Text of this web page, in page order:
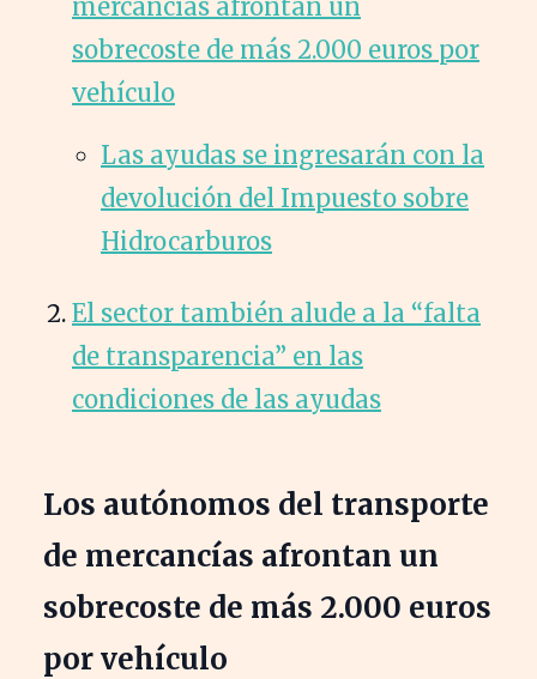
mercancías afrontan un
sobrecoste de más 2.000 euros por
vehículo
Las ayudas se ingresarán con la
devolución del Impuesto sobre
Hidrocarburos
El sector también alude a la “falta
de transparencia” en las
condiciones de las ayudas
Los autónomos del transporte
de mercancías afrontan un
sobrecoste de más 2.000 euros
por vehículo